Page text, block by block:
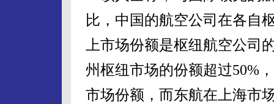
比，中国的航空公司在各自
上市场份额是枢纽航空公司
州枢纽市场的份额超过50%
市场份额，而东航在上海市